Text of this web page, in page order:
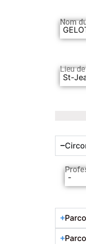
Nom
Lieu
St-
-